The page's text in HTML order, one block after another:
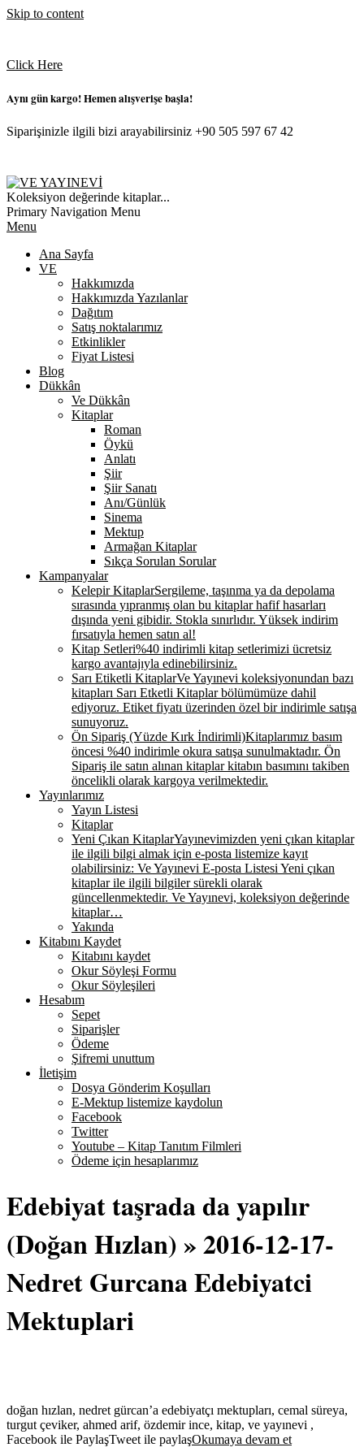
Skip to content
Click Here
Aynı gün kargo! Hemen alışverişe başla!
Siparişinizle ilgili bizi arayabilirsiniz +90 505 597 67 42
VE
YAYINEVI
Koleksiyon değerinde kitaplar...
Primary Navigation Menu
Menu
Ana Sayfa
VE
Hakkımızda
Hakkımızda Yazılanlar
Dağıtım
Satış noktalarımız
Etkinlikler
Fiyat Listesi
Blog
Dükkân
Ve Dükkân
Kitaplar
Roman
Öykü
Anlatı
Şiir
Şiir Sanatı
Anı/Günlük
Sinema
Mektup
Armağan Kitaplar
Sıkça Sorulan Sorular
Kampanyalar
Kelepir KitaplarSergileme, taşınma ya da depolama
sırasında yıpranmış olan bu kitaplar hafif hasarları
dışında yeni gibidir. Stokla sınırlıdır. Yüksek indirim
fırsatıyla hemen satın al!
Kitap Setleri%40 indirimli kitap setlerimizi ücretsiz
kargo avantajıyla edinebilirsiniz.
Sarı Etiketli KitaplarVe Yayınevi koleksiyonundan bazı
kitapları Sarı Etketli Kitaplar bölümümüze dahil
ediyoruz. Etiket fiyatı üzerinden özel bir indirimle satışa
sunuyoruz.
Ön Sipariş (Yüzde Kırk İndirimli)Kitaplarımız basım
öncesi %40 indirimle okura satışa sunulmaktadır. Ön
Sipariş ile satın alınan kitaplar kitabın basımını takiben
öncelikli olarak kargoya verilmektedir.
Yayınlarımız
Yayın Listesi
Kitaplar
Yeni Çıkan KitaplarYayınevimizden yeni çıkan kitaplar
ile ilgili bilgi almak için e-posta listemize kayıt
olabilirsiniz: Ve Yayınevi E-posta Listesi Yeni çıkan
kitaplar ile ilgili bilgiler sürekli olarak
güncellenmektedir. Ve Yayınevi, koleksiyon değerinde
kitaplar…
Yakında
Kitabını Kaydet
Kitabını kaydet
Okur Söyleşi Formu
Okur Söyleşileri
Hesabım
Sepet
Siparişler
Ödeme
Şifremi unuttum
İletişim
Dosya Gönderim Koşulları
E-Mektup listemize kaydolun
Facebook
Twitter
Youtube – Kitap Tanıtım Filmleri
Ödeme için hesaplarımız
Edebiyat taşrada da yapılır
(Doğan Hızlan) »2016-12-17-
Nedret Gurcana Edebiyatci
Mektuplari
doğan hızlan, nedret gürcan’a edebiyatçı mektupları, cemal süreya,
turgut çeviker, ahmed arif, özdemir ince, kitap, ve yayınevi ,
Facebook ile PaylaşTweet ile paylaşOkumaya devam et